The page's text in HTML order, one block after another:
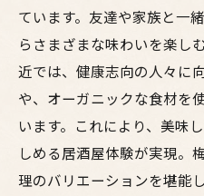
ています。友達や家族と一
らさまざまな味わいを楽し
近では、健康志向の人々に
や、オーガニックな食材を
います。これにより、美味
しめる居酒屋体験が実現。
理のバリエーションを堪能